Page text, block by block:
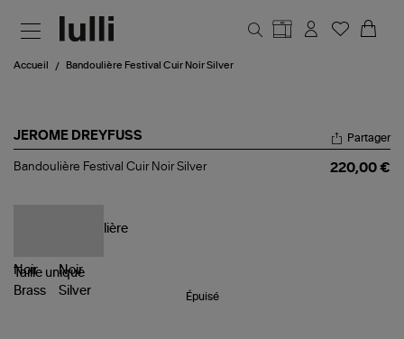
Accueil Bandoulière Festival Cuir Noir Silver
JEROME DREYFUSS
Bandoulière
Partager
Bandoulière Festival Cuir Noir Silver 220,00 €
Taille unique
Épuisé